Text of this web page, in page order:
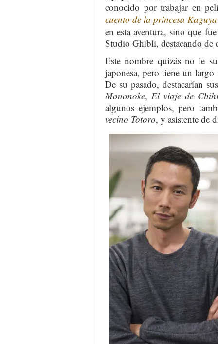
conocido por trabajar en
cuento de la princesa Kaguya
en esta aventura, sino que
Studio Ghibli, destacando de
Este nombre quizás no le
japonesa, pero tiene un
De su pasado, destacarían
Mononoke, El viaje de
algunos ejemplos, pero
vecino Totoro, y asistente de